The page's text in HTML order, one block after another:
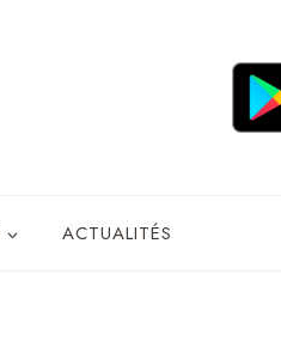
ACTUALITÉS